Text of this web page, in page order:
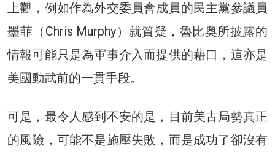
上觀，例如作為外交委員會成員的民主黨參議員
墨菲（Chris Murphy）就質疑，魯比奥所披露的
情報可能只是為軍事介入而提供的藉口，這亦是
美國動武前的一貫手段。
可是，最令人感到不安的是，目前美古局勢真正
的風險，可能不是施壓失敗，而是成功了卻沒有